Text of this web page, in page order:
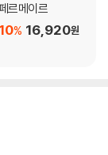
르메이르
16,920원
10%